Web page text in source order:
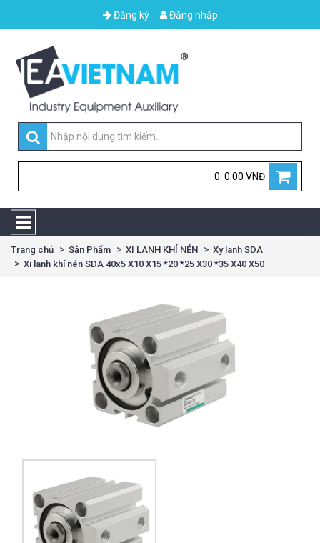
Đăng ký Đăng nhập
0: 0.00 VNĐ
Trang chủ Sản Phẩm XI LANH KHÍ NÉN
Xy lanh SDA
Xi lanh khí nén SDA 40x5 X10 X15 *20 *25 X30 *35 X40 X50